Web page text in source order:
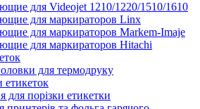
для Videojet 1210/1220/1510/1610
для маркираторов Linx
для маркираторов Markem-Imaje
для маркираторов Hitachi
для термодруку
етикеток
для порізки етикетки